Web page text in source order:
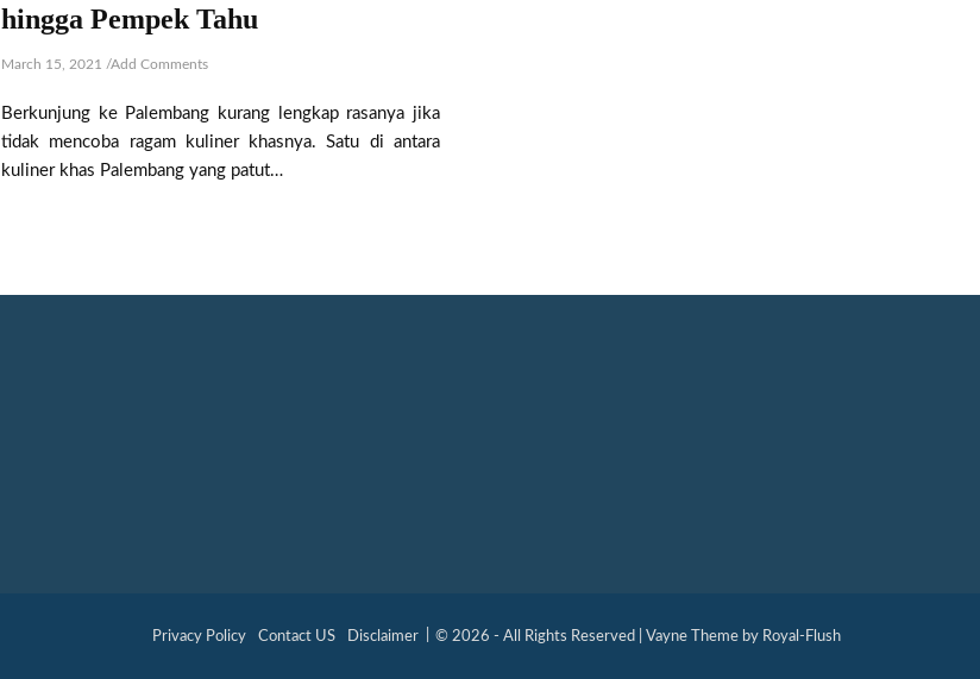
hingga Pempek Tahu
March 15, 2021 /Add Comments
Berkunjung ke Palembang kurang lengkap rasanya jika
tidak mencoba ragam kuliner khasnya. Satu di antara
kuliner khas Palembang yang patut…
© 2026 - All Rights Reserved | Vayne Theme by Royal-Flush
Privacy Policy Contact US Disclaimer